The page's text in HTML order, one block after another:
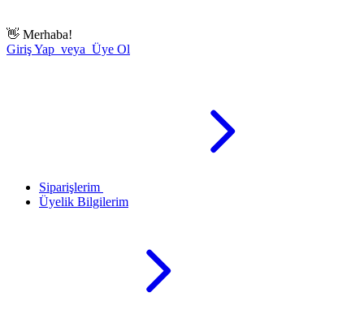
👋 Merhaba!
Giriş Yap veya Üye Ol
Siparişlerim
Üyelik Bilgilerim